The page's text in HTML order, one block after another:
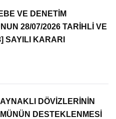
VE DENETİM
28/07/2026 TARİHLİ VE
SAYILI KARARI
DÖVİZLERİNİN
DESTEKLENMESİ